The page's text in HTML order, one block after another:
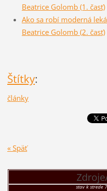
Beatrice Golomb (1. časť)
Ako sa robí moderná
Beatrice Golomb (2. časť)
Štítky:
články
« Späť
stav k strede